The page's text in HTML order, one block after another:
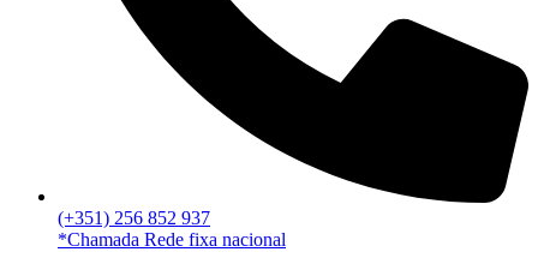
(+351) 256 852 937
*Chamada Rede fixa nacional